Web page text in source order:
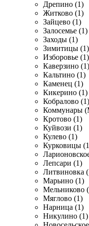
Дрепино (1)
Житково (1)
Зайцево (1)
Залосемье (1)
Заходы (1)
Зимитицы (1)
Изборовье (1)
Каверзино (1)
Кальтино (1)
Каменец (1)
Кикерино (1)
Кобралово (1)
Коммунары
Кротово (1)
Куйвози (1)
Кулево (1)
Курковицы
Лепсари (1)
Литвиновка
Марьино (1)
Мельниково
Мяглово (1)
Нарница (1)
Никулино (1)